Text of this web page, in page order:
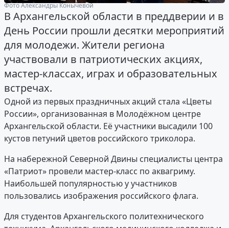
Фото Александры Конычевой
В Архангельской области в преддверии и в
День России прошли десятки мероприятий
для молодежи. Жители региона
участвовали в патриотических акциях,
мастер-классах, играх и образовательных
встречах.
Одной из первых праздничных акций стала «Цветы
России», организованная в Молодёжном центре
Архангельской области. Её участники высадили 100
кустов петуний цветов российского триколора.
На набережной Северной Двины специалисты центра
«Патриот» провели мастер-класс по аквагриму.
Наибольшей популярностью у участников
пользовались изображения российского флага.
Для студентов Архангельского политехнического